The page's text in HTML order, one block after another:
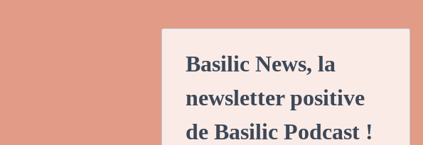
Basilic News, la
newsletter positive
de Basilic Podcast !